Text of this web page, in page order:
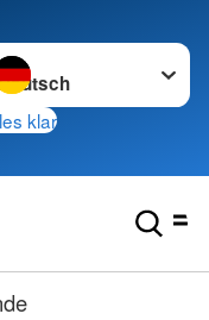
wechseln zu
klar